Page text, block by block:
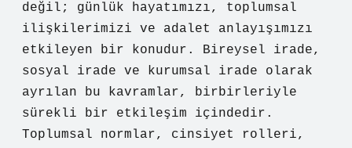
değil; günlük hayatımızı, toplumsal
ilişkilerimizi ve adalet anlayışımızı
etkileyen bir konudur. Bireysel irade,
sosyal irade ve kurumsal irade olarak
ayrılan bu kavramlar, birbirleriyle
sürekli bir etkileşim içindedir.
Toplumsal normlar, cinsiyet rolleri,